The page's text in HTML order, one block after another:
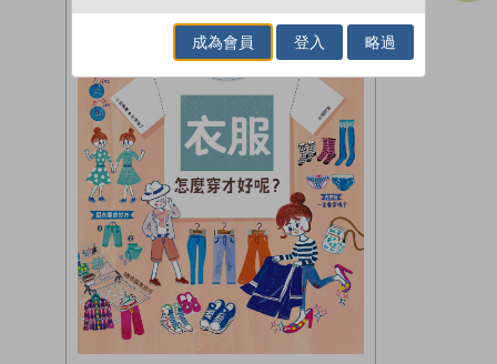
成為會員 登入 略過